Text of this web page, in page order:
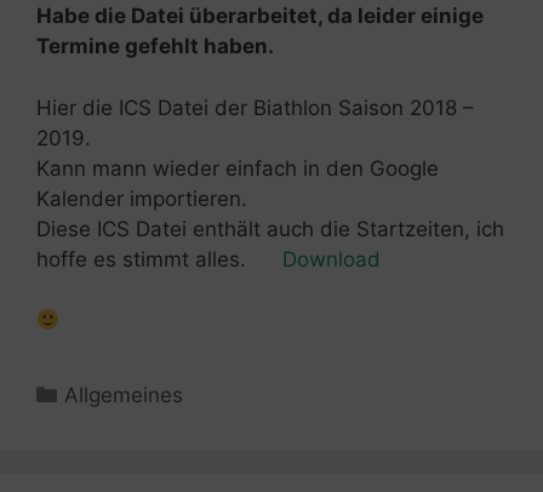
Habe die Datei überarbeitet, da leider einige
Termine gefehlt haben.
Hier die ICS Datei der Biathlon Saison 2018 –
2019.
Kann mann wieder einfach in den Google
Kalender importieren.
Diese ICS Datei enthält auch die Startzeiten, ich
hoffe es stimmt alles. Download
Kategorien
Allgemeines